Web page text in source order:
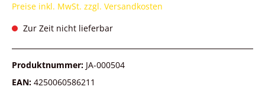
Preise inkl. MwSt. zzgl. Versandkosten
Zur Zeit nicht lieferbar
Produktnummer: JA-000504
EAN: 4250060586211